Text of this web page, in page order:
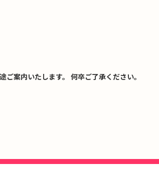
案内いたします。 何卒ご了承ください。